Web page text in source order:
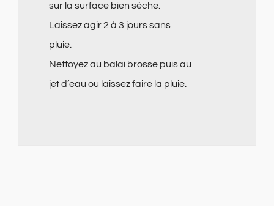
sur la surface bien sèche.
Laissez agir 2 à 3 jours sans
pluie.
Nettoyez au balai brosse puis au
jet d’eau ou laissez faire la pluie.